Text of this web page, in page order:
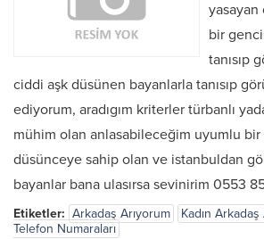
yasayan
bir
tanısıp
ciddi aşk düsünen bayanlarla tanısıp
ediyorum, aradıgım kriterler türbanlı
mühim olan anlasabileceğim uyumlu
düsünceye sahip olan ve istanbuldan
bayanlar bana ulasırsa sevinirim 0553
Etiketler: Arkadaş Arıyorum Kadın Arkadaş
Telefon Numaraları